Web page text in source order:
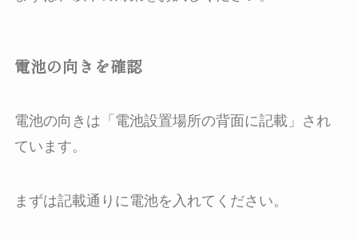
電池の向きを確認
電池の向きは「 電池設置場所の背面に記載 」され
ています。
まずは記載通りに電池を入れてください。